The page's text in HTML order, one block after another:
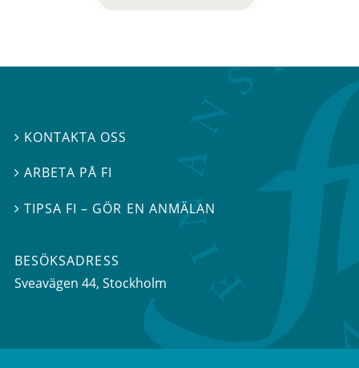
 KONTAKTA OSS
ARBETA PÅ FI
TIPSA FI – GÖR EN ANMÄLAN
BESÖKSADRESS
Sveavägen 44, Stockholm